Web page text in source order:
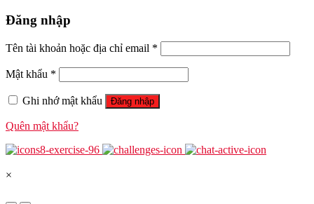
Đăng nhập
Tên tài khoản hoặc địa chỉ email *
Mật khẩu *
Ghi nhớ mật khẩu Đăng nhập
Quên mật khẩu?
×